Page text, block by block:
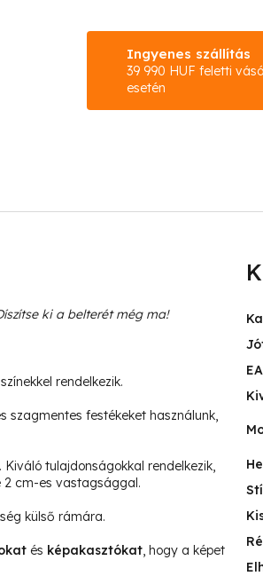
Ingyenes szállítás
39 990 HUF feletti
esetén
ki a belterét még ma!
rendelkezik.
festékeket használunk,
tulajdonságokkal rendelkezik,
2 cm-es vastagsággal.
külső rámára.
és képakasztókat , hogy a képet